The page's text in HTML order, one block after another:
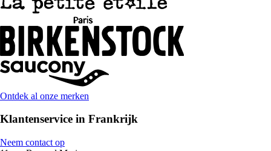
Ontdek al onze merken
Klantenservice in Frankrijk
Neem contact op